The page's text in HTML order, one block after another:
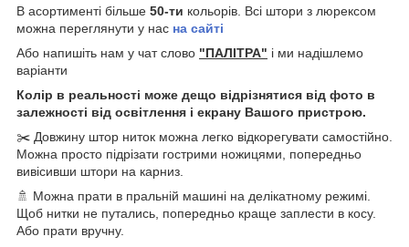
В асортименті більше 50-ти кольорів. Всі штори з люрексом
можна переглянути у нас на сайті
Або напишіть нам у чат слово "ПАЛІТРА" і ми надішлемо
варіанти
Колір в реальності може дещо відрізнятися від фото в
залежності від освітлення і екрану Вашого пристрою.
✂️ Довжину штор ниток можна легко відкорегувати самостійно.
Можна просто підрізати гострими ножицями, попередньо
вивісивши штори на карниз.
🚿 Можна прати в пральній машині на делікатному режимі.
Щоб нитки не путались, попередньо краще заплести в косу.
Або прати вручну.